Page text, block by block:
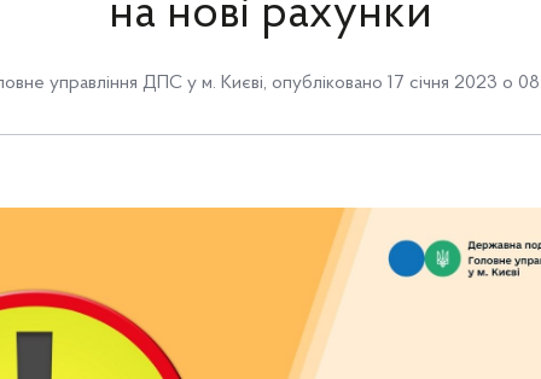
на нові рахунки
управління ДПС у м. Києві, опубліковано 17 січня 2023 о